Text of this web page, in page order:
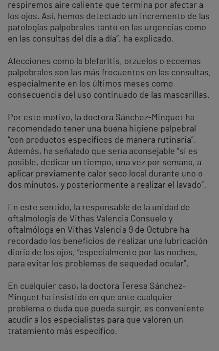
respiremos aire caliente que termina por afectar a
los ojos. Así, hemos detectado un incremento de las
patologías palpebrales tanto en las urgencias como
en las consultas del día a día”, ha explicado.
Afecciones como la blefaritis, orzuelos o eccemas
palpebrales son las más frecuentes en las consultas,
especialmente en los últimos meses como
consecuencia del uso continuado de las mascarillas.
Por este motivo, la doctora Sánchez-Minguet ha
recomendado tener una buena higiene palpebral
“con productos específicos de manera rutinaria”.
Además, ha señalado que sería aconsejable “si es
posible, dedicar un tiempo, una vez por semana, a
aplicar previamente calor seco local durante uno o
dos minutos, y posteriormente a realizar el lavado”.
En este sentido, la responsable de la unidad de
oftalmología de Vithas Valencia Consuelo y
oftalmóloga en Vithas Valencia 9 de Octubre ha
recordado los beneficios de realizar una lubricación
diaria de los ojos, “especialmente por las noches,
para evitar los problemas de sequedad ocular”.
En cualquier caso, la doctora Teresa Sánchez-
Minguet ha insistido en que ante cualquier
problema o duda que pueda surgir, es conveniente
acudir a los especialistas para que valoren un
tratamiento más específico.